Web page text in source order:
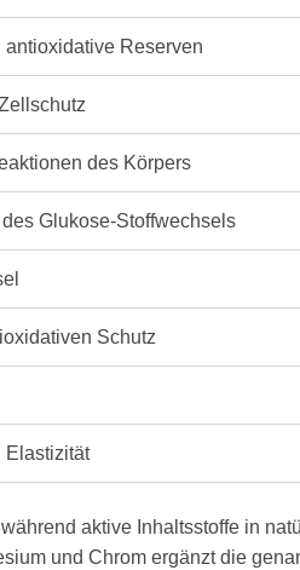
Reserven
des Körpers
Glukose-Stoffwechsels
Schutz
Elastizität
aktive Inhaltsstoffe in
und Chrom ergänzt die